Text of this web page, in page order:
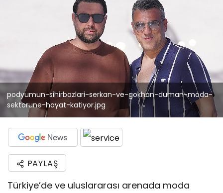
podyumun-sihirbazlari-serkan-ve-gokhan-duman-moda-
sektorune-hayat-katiyor.jpg
PAYLAŞ
Türkiye’de ve uluslararası arenada moda